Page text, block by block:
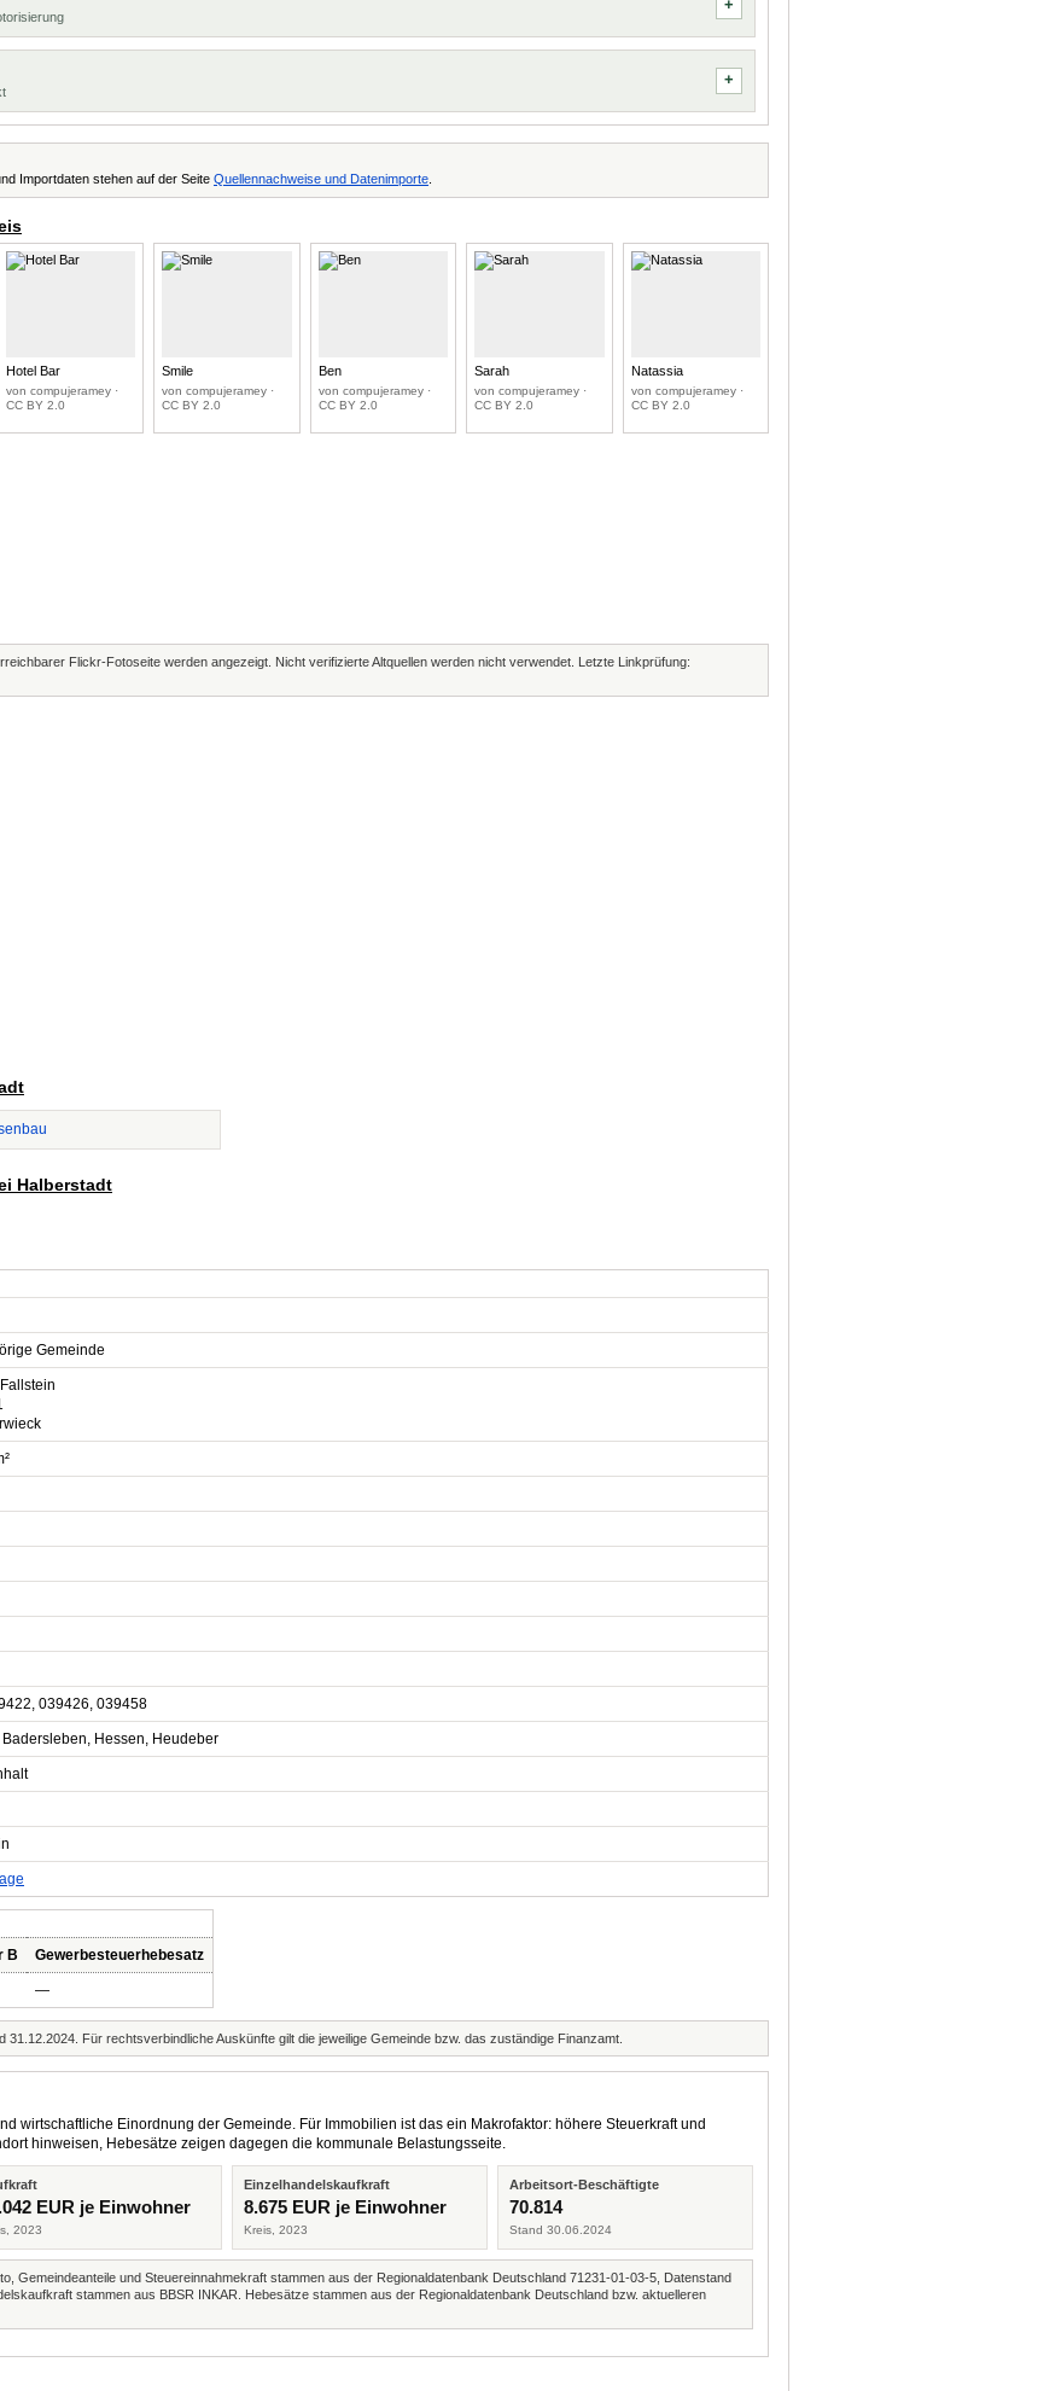
Importdaten stehen auf der Seite Quellennachweise und Datenimporte
Hotel Bar
von compujeramey ·
CC BY 2.0
Smile
von compujeramey ·
CC BY 2.0
Ben
von compujeramey ·
CC BY 2.0
Sarah
von compujeramey ·
CC BY 2.0
Natassia
von compujeramey ·
CC BY 2.0
Flickr-Fotoseite werden angezeigt. Nicht verifizierte Altquellen werden nicht verwendet. Letzte Linkprüfung:
Halberstadt
Gemeinde
039426, 039458
Hessen, Heudeber
B Gewerbesteuerhebesatz
—
Für rechtsverbindliche Auskünfte gilt die jeweilige Gemeinde bzw. das zuständige Finanzamt.
wirtschaftliche Einordnung der Gemeinde. Für Immobilien ist das ein Makrofaktor: höhere Steuerkraft und
hinweisen, Hebesätze zeigen dagegen die kommunale Belastungsseite.
EUR je Einwohner
2023
Einzelhandelskaufkraft
8.675 EUR je Einwohner
Kreis, 2023
Arbeitsort-Beschäftigte
70.814
Stand 30.06.2024
Gemeindeanteile und Steuereinnahmekraft stammen aus der Regionaldatenbank Deutschland 71231-01-03-5, Datenstand
stammen aus BBSR INKAR. Hebesätze stammen aus der Regionaldatenbank Deutschland bzw. aktuelleren